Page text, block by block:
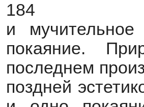
184
и
покаяние.
последнем
поздней